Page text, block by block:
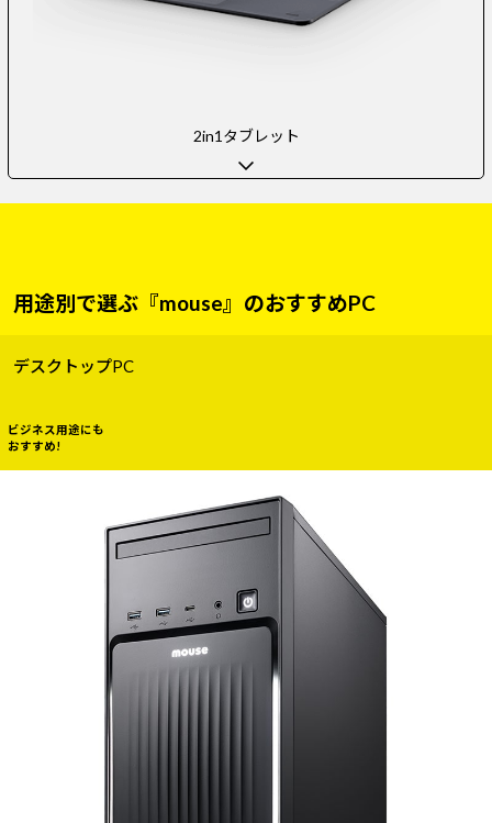
2in1タブレット
用途別で選ぶ『mouse』のおすすめPC
デスクトップPC
ビジネス用途にも
おすすめ!